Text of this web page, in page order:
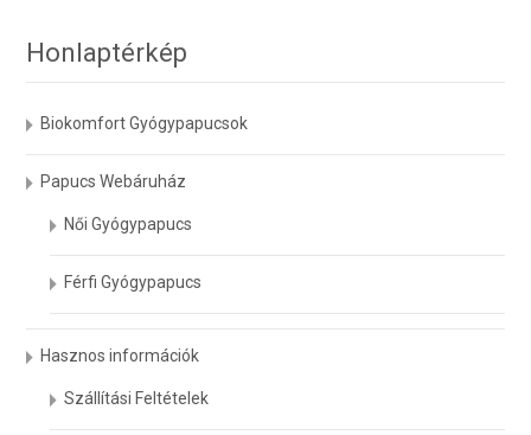
Honlaptérkép
Biokomfort Gyógypapucsok
Papucs Webáruház
Női Gyógypapucs
Férfi Gyógypapucs
Hasznos információk
Szállítási Feltételek